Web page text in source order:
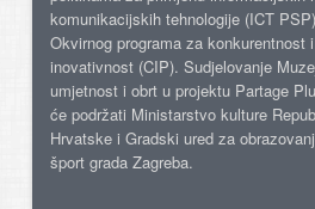
komunikacijskih tehnologije (ICT
Okvirnog programa za konkurentnost i
inovativnost (CIP). Sudjelovanje
umjetnost i obrt u projektu Partage
će podržati Ministarstvo kulture
Hrvatske i Gradski ured za
šport grada Zagreba.